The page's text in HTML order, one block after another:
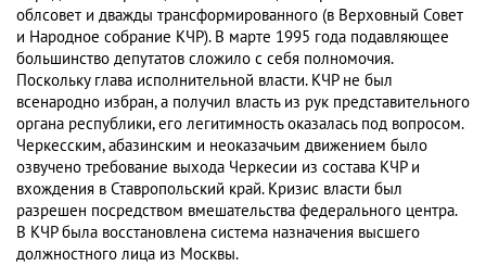
облсовет и дважды трансформированного (в Верховный Совет
и Народное собрание КЧР). В марте 1995 года подавляющее
большинство депутатов сложило с себя полномочия.
Поскольку глава исполнительной власти. КЧР не был
всенародно избран, а получил власть из рук представительного
органа республики, его легитимность оказалась под вопросом.
Черкесским, абазинским и неоказачьим движением было
озвучено требование выхода Черкесии из состава КЧР и
вхождения в Ставропольский край. Кризис власти был
разрешен посредством вмешательства федерального центра.
В КЧР была восстановлена система назначения высшего
должностного лица из Москвы.